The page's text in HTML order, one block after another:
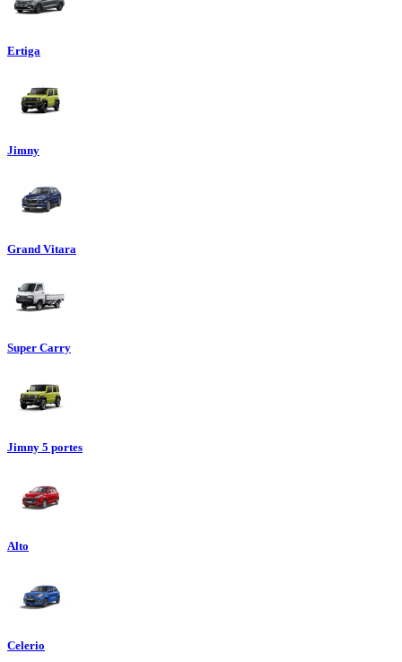
Ertiga
Jimny
Grand Vitara
Super Carry
Jimny 5 portes
Alto
Celerio